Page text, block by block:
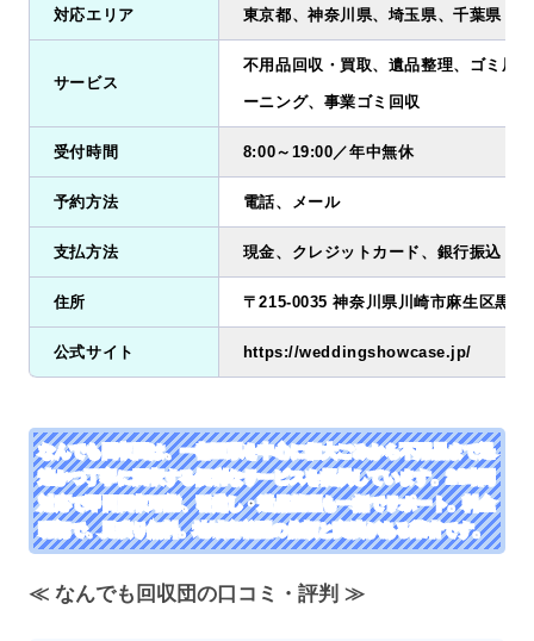
対応エリア 東京都、神奈川県、埼玉県、千葉県
サービス
不用品回収・買取、遺品整理、ゴミ屋
ーニング、事業ゴミ回収
受付時間 8:00～19:00／年中無休
予約方法 電話、メール
支払方法 現金、クレジットカード、銀行振込
住所 〒215-0035 神奈川県川崎市麻生区黒川
公式サイト https://weddingshowcase.jp/
なんでも回収団は、一都三県を中心に粗大ごみから不用品まで迅
速かつ丁寧に回収する便利なサービスを提供しています。24時間
対応で即日回収可能、引越し・遺品整理も一括でサポート。料金
明朗で、見積り無料。地域密着型の信頼と実績がある業者です。
≪ なんでも回収団の口コミ・評判 ≫